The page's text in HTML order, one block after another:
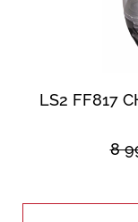
LS2 FF817
8